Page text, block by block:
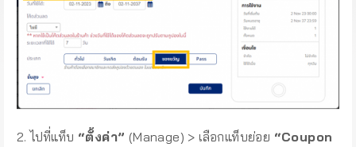
2. ไปที่แท็บ “ตั้งค่า” (Manage) > เลือกแท็บย่อย “Coupon